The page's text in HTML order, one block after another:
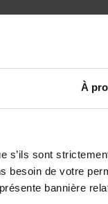
À
s’ils sont
besoin de votre
bannière